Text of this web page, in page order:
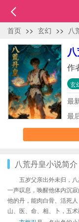
首页 >> 玄幻 >> 八
作
玄
最
最
八荒丹皇小说简介
五岁父亲出外未归，
一声叹息，唤醒他体内沉
他的丹，能肉白骨、活死
山、医、命、相、卜，五